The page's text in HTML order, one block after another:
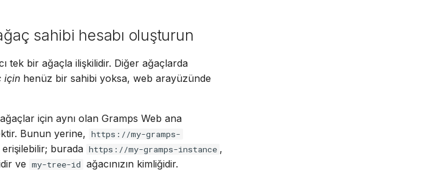
sahibi hesabı oluşturun
tek bir ağaçla ilişkilidir. Diğer ağaçlarda
için henüz bir sahibi yoksa, web arayüzünde
için aynı olan Gramps Web ana
Bunun yerine, https://my-gramps-
burada https://my-gramps-instance ,
ve my-tree-id ağacınızın kimliğidir.